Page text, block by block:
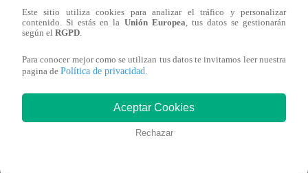
ver capítulo 80 completo (online y
español)
También te puede
Este sitio utiliza cookies para analizar el tráfico y personalizar
contenido. Si estás en la Unión Europea, tus datos se gestionarán
según el RGPD.
Para conocer mejor como se utilizan tus datos te invitamos leer nuestra
pagina de Política de privacidad.
Aceptar Cookies
Rechazar